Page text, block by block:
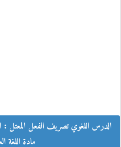
الدرس اللغوي تصريف الفعل المعتل :
اللغة العربية
الدرس اللغوي تصريف الفعل المعتل :
مادة اللغة